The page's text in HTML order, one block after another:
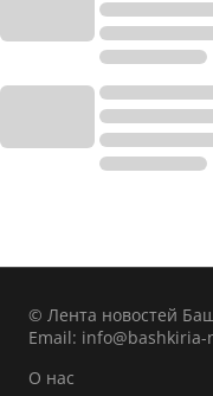
© Лента новостей
Email: info@bashkiria-
О нас